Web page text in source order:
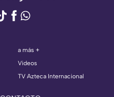
a más +
Videos
TV Azteca Internacional